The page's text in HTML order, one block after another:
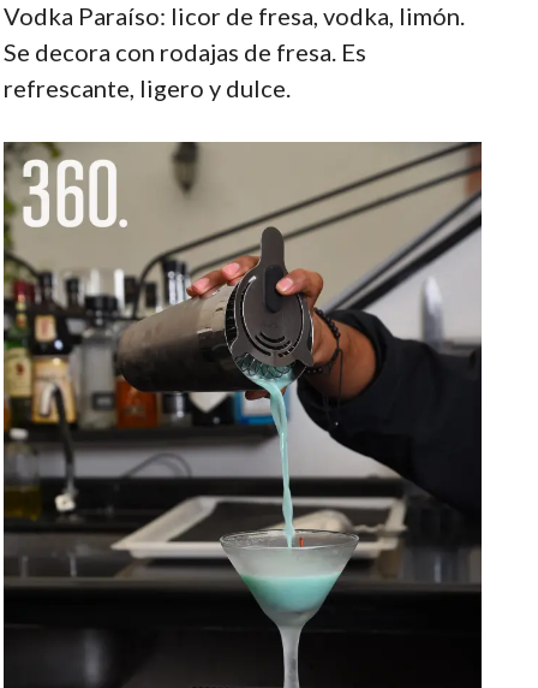
Vodka Paraíso: licor de fresa, vodka, limón.
Se decora con rodajas de fresa. Es
refrescante, ligero y dulce.